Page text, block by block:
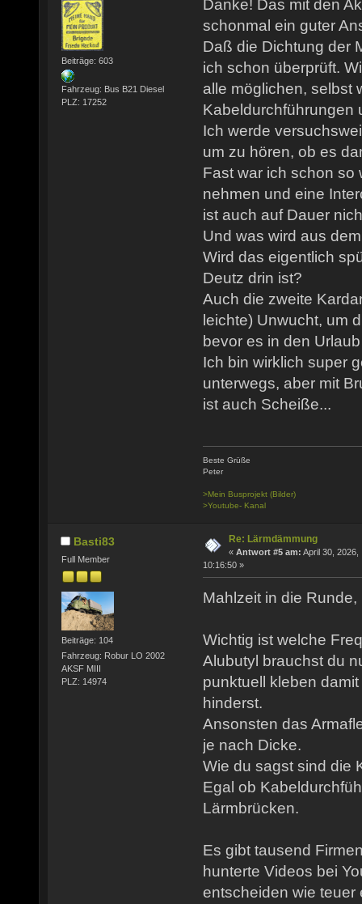
Beiträge: 603
Fahrzeug: Bus B21 Diesel
PLZ: 17252
Danke! Das mit den
schonmal ein guter
Daß die Dichtung der
ich schon überprüft.
alle möglichen, selbst
Kabeldurchführungen
Ich werde
um zu hören, ob es
Fast war ich schon so
nehmen und eine
ist auch auf Dauer
Und was wird aus
Wird das eigentlich
Deutz drin ist?
Auch die zweite
leichte) Unwucht, um
bevor es in den
Ich bin wirklich super
unterwegs, aber mit
ist auch Scheiße...
Beste Grüße
Peter
>Mein Busprojekt (Bilder)
>Youtube- Kanal
Basti83
Full Member
Beiträge: 104
Fahrzeug: Robur LO 2002
AKSF MIII
PLZ: 14974
Re: Lärmdämmung
« Antwort #5 am: April 30, 2026,
10:16:50 »
Mahlzeit in die Runde,
Wichtig ist welche
Alubutyl brauchst du
punktuell kleben
hinderst.
Ansonsten das
je nach Dicke.
Wie du sagst sind die
Egal ob
Lärmbrücken.
Es gibt tausend
hunterte Videos bei
entscheiden wie teuer